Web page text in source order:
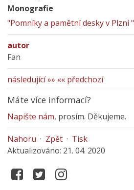
Monografie
"Pomníky a pamětní desky v Plzni "
autor
Fan
následující »» «« předchozí
Máte více informací?
Napište nám, prosím. Děkujeme.
Nahoru · Zpět · Tisk
Aktualizováno: 21. 04. 2020